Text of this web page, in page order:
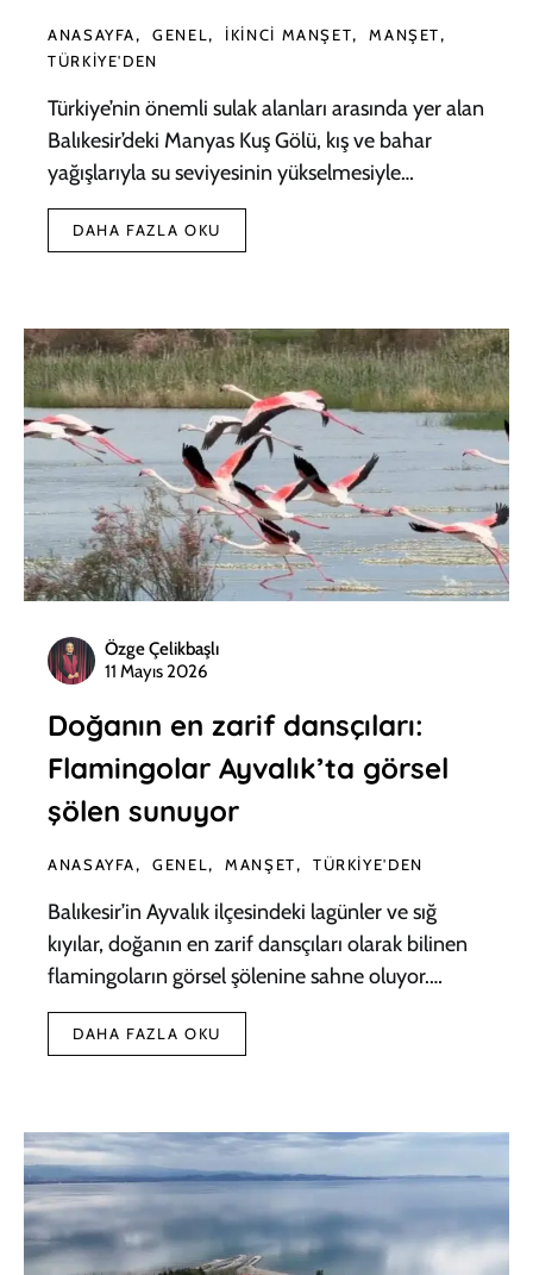
ANASAYFA GENEL İKINCI MANŞET
MANŞET
TÜRKIYE'DEN
Türkiye’nin önemli sulak alanları arasında yer alan
Balıkesir’deki Manyas Kuş Gölü, kış ve bahar
yağışlarıyla su seviyesinin yükselmesiyle…
DAHA FAZLA OKU
Özge Çelikbaşlı
11 Mayıs 2026
Doğanın en zarif dansçıları:
Flamingolar Ayvalık’ta görsel
şölen sunuyor
ANASAYFA GENEL MANŞET TÜRKIYE'DEN
Balıkesir’in Ayvalık ilçesindeki lagünler ve sığ
kıyılar, doğanın en zarif dansçıları olarak bilinen
flamingoların görsel şölenine sahne oluyor.…
DAHA FAZLA OKU